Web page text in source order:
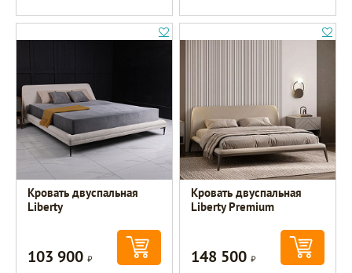
Кровать двуспальная
Liberty
103 900Р
Кровать двуспальная
Liberty Premium
148 500Р